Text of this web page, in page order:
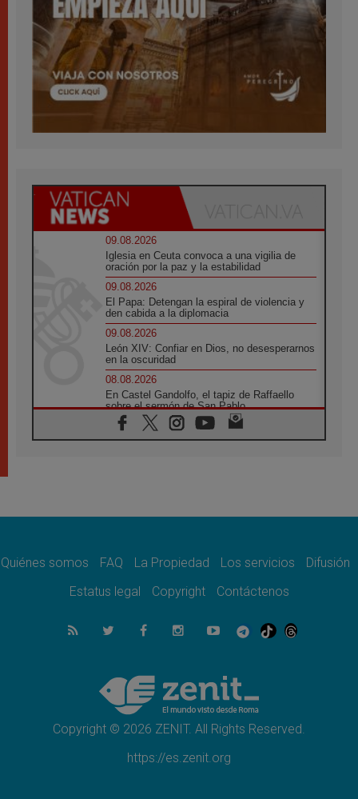
09.08.2026
Iglesia en Ceuta convoca a una vigilia de
oración por la paz y la estabilidad
09.08.2026
El Papa: Detengan la espiral de violencia y
den cabida a la diplomacia
09.08.2026
León XIV: Confiar en Dios, no desesperarnos
en la oscuridad
08.08.2026
En Castel Gandolfo, el tapiz de Raffaello
sobre el sermón de San Pablo
08.08.2026
En Colombia, «la paz no se compra con una
08.08.2026
08.08.2026
del Buen Consejo de Genazzano
Filipinas: el Vicariato Apostólico de Calapán
se convierte en diócesis
Honduras: Los desplazados invisibles de una
crisis olvidada
Quiénes somos FAQ La Propiedad Los servicios
Difusión
Estatus legal
Copyright Contáctenos
Copyright © 2026 ZENIT. All Rights Reserved.
https://es.zenit.org